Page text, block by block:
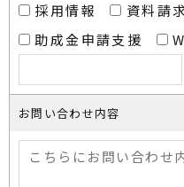
採用情報
資料請求
助成金申請支援
お問い合わせ内容